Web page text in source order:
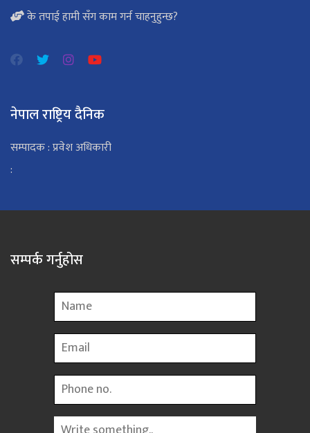
के तपाई हामी सँग काम गर्न चाहनुहुन्छ?
नेपाल राष्ट्रिय दैनिक
सम्पादक : प्रवेश अधिकारी
:
सम्पर्क गर्नुहोस
Name
Email
Phone
Message